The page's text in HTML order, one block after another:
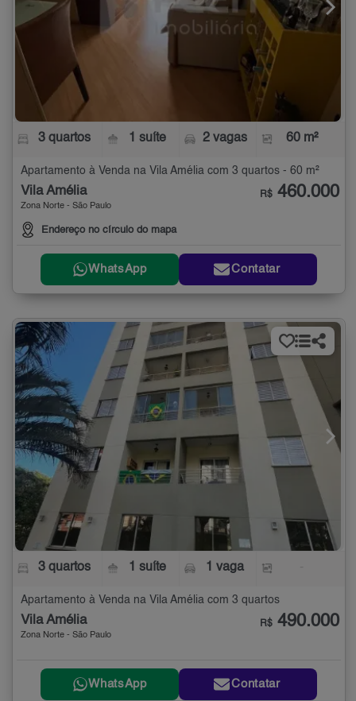
3 quartos 1 suíte 2 vagas 60 m²
Apartamento à Venda na Vila Amélia com 3 quartos - 60 m²
Vila Amélia
Zona Norte - São Paulo
Endereço no círculo do mapa
R$ 460.000
WhatsApp Contatar
3 quartos 1 suíte 1 vaga
Apartamento à Venda na Vila Amélia com 3 quartos
Vila Amélia
Zona Norte - São Paulo
R$ 490.000
WhatsApp Contatar